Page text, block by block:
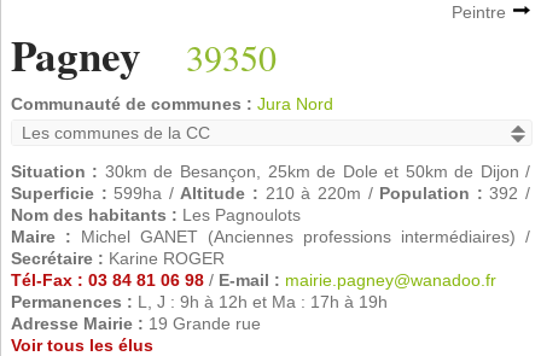
Peintre
Pagney 39350
Communauté de communes : Jura Nord
Situation : 30km de Besançon, 25km de Dole et 50km de Dijon /
Superficie : 599ha / Altitude : 210 à 220m / Population : 392 /
Nom des habitants : Les Pagnoulots
Maire : Michel GANET (Anciennes professions intermédiaires) /
Secrétaire : Karine ROGER
Tél-Fax : 03 84 81 06 98/ E-mail : mairie.pagney@wanadoo.fr
Permanences : L, J : 9h à 12h et Ma : 17h à 19h
Adresse Mairie : 19 Grande rue
Voir tous les élus